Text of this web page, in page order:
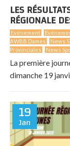
LES
RÉGIONALE
Evénement
AWBB Dames
News
Provinciales
News
La première
dimanche 19
19
Jan